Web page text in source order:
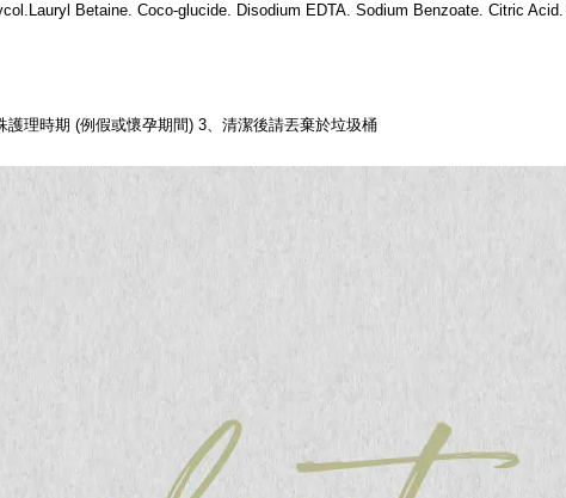
Betaine. Coco-glucide. Disodium EDTA. Sodium Benzoate. Citric
理時期 (例假或懷孕期間) 3、清潔後請丟棄於垃圾桶